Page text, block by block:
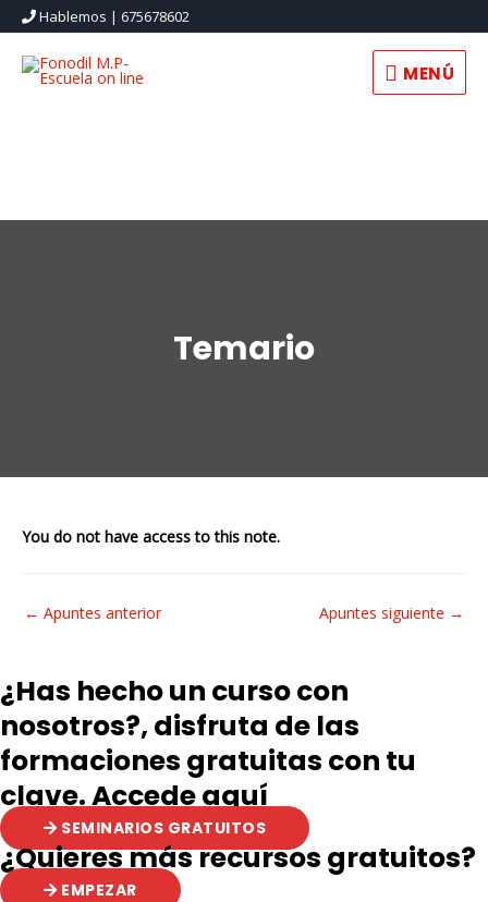
Hablemos | 675678602
MENÚ
MENÚ
Temario
You do not have access to this note.
Navegación
entradas
← Apuntes anterior Apuntes siguiente →
¿Has hecho un curso con
nosotros?, disfruta de las
formaciones gratuitas con tu
clave. Accede aquí
SEMINARIOS GRATUITOS
¿Quieres más recursos gratuitos?
EMPEZAR